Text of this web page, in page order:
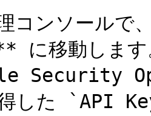
コンソール
に移動します
Security
した `API